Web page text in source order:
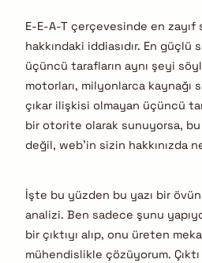
E-E-A-T çerçevesinde en
hakkındaki iddiasıdır. En güçlü
üçüncü tarafların aynı şeyi
motorları, milyonlarca
çıkar ilişkisi olmayan üçüncü
bir otorite olarak sunuyorsa,
değil, web’in sizin hakkınızda
İşte bu yüzden bu yazı bir
analizi. Ben sadece şunu
bir çıktıyı alıp, onu üreten
mühendislikle çözüyorum.